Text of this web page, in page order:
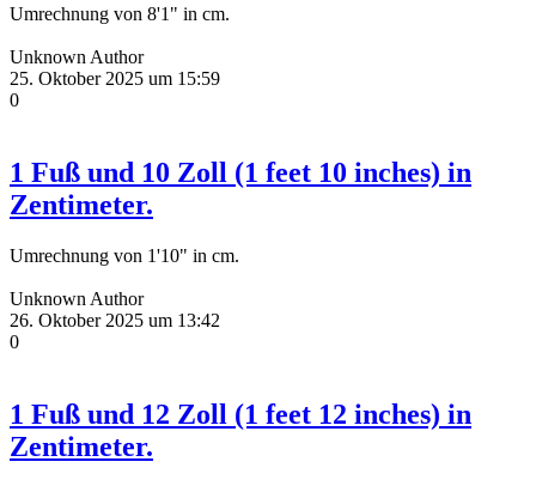
Umrechnung von 8'1" in cm.
Unknown Author
25. Oktober 2025 um 15:59
0
1 Fuß und 10 Zoll (1 feet 10 inches) in
Zentimeter.
Umrechnung von 1'10" in cm.
Unknown Author
26. Oktober 2025 um 13:42
0
1 Fuß und 12 Zoll (1 feet 12 inches) in
Zentimeter.